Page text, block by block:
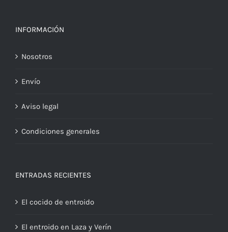
INFORMACIÓN
Nosotros
Envío
Aviso legal
Condiciones generales
ENTRADAS RECIENTES
El cocido de entroido
El entroido en Laza y Verín